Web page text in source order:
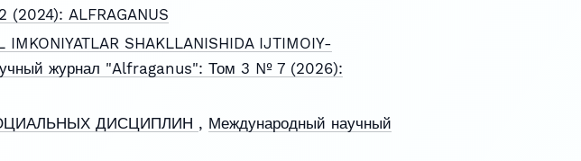
ALFRAGANUS
IMKONIYATLAR SHAKLLANISHIDA IJTIMOIY-
журнал "Alfraganus": Том 3 № 7 (2026):
ДИСЦИПЛИН , Международный научный